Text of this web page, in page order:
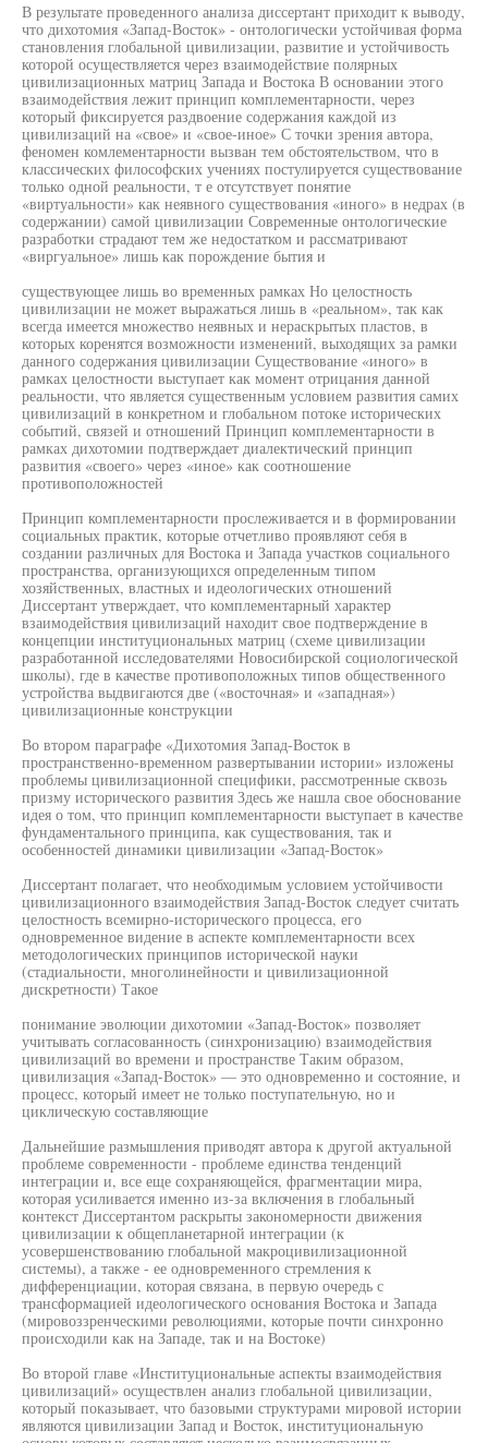
В результате проведенного анализа диссертант приходит к выводу,
что дихотомия «Запад-Восток» - онтологически устойчивая форма
становления глобальной цивилизации, развитие и устойчивость
которой осуществляется через взаимодействие полярных
цивилизационных матриц Запада и Востока В основании этого
взаимодействия лежит принцип комплементарности, через
который фиксируется раздвоение содержания каждой из
цивилизаций на «свое» и «свое-иное» С точки зрения автора,
феномен комлементарности вызван тем обстоятельством, что в
классических философских учениях постулируется существование
только одной реальности, т е отсутствует понятие
«виртуальности» как неявного существования «иного» в недрах (в
содержании) самой цивилизации Современные онтологические
разработки страдают тем же недостатком и рассматривают
«виргуальное» лишь как порождение бытия и
существующее лишь во временных рамках Но целостность
цивилизации не может выражаться лишь в «реальном», так как
всегда имеется множество неявных и нераскрытых пластов, в
которых коренятся возможности изменений, выходящих за рамки
данного содержания цивилизации Существование «иного» в
рамках целостности выступает как момент отрицания данной
реальности, что является существенным условием развития самих
цивилизаций в конкретном и глобальном потоке исторических
событий, связей и отношений Принцип комплементарности в
рамках дихотомии подтверждает диалектический принцип
развития «своего» через «иное» как соотношение
противоположностей
Принцип комплементарности прослеживается и в формировании
социальных практик, которые отчетливо проявляют себя в
создании различных для Востока и Запада участков социального
пространства, организующихся определенным типом
хозяйственных, властных и идеологических отношений
Диссертант утверждает, что комплементарный характер
взаимодействия цивилизаций находит свое подтверждение в
концепции институциональных матриц (схеме цивилизации
разработанной исследователями Новосибирской социологической
школы), где в качестве противоположных типов общественного
устройства выдвигаются две («восточная» и «западная»)
цивилизационные конструкции
Во втором параграфе «Дихотомия Запад-Восток в
пространственно-временном развертывании истории» изложены
проблемы цивилизационной специфики, рассмотренные сквозь
призму исторического развития Здесь же нашла свое обоснование
идея о том, что принцип комплементарности выступает в качестве
фундаментального принципа, как существования, так и
особенностей динамики цивилизации «Запад-Восток»
Диссертант полагает, что необходимым условием устойчивости
цивилизационного взаимодействия Запад-Восток следует считать
целостность всемирно-исторического процесса, его
одновременное видение в аспекте комплементарности всех
методологических принципов исторической науки
(стадиальности, многолинейности и цивилизационной
дискретности) Такое
понимание эволюции дихотомии «Запад-Восток» позволяет
учитывать согласованность (синхронизацию) взаимодействия
цивилизаций во времени и пространстве Таким образом,
цивилизация «Запад-Восток» — это одновременно и состояние, и
процесс, который имеет не только поступательную, но и
циклическую составляющие
Дальнейшие размышления приводят автора к другой актуальной
проблеме современности - проблеме единства тенденций
интеграции и, все еще сохраняющейся, фрагментации мира,
которая усиливается именно из-за включения в глобальный
контекст Диссертантом раскрыты закономерности движения
цивилизации к общепланетарной интеграции (к
усовершенствованию глобальной макроцивилизационной
системы), а также - ее одновременного стремления к
дифференциации, которая связана, в первую очередь с
трансформацией идеологического основания Востока и Запада
(мировоззренческими революциями, которые почти синхронно
происходили как на Западе, так и на Востоке)
Во второй главе «Институциональные аспекты взаимодействия
цивилизаций» осуществлен анализ глобальной цивилизации,
который показывает, что базовыми структурами мировой истории
являются цивилизации Запад и Восток, институциональную